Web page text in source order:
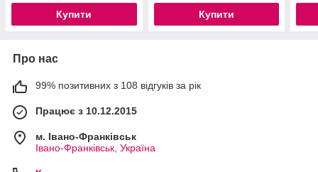
Купити Купити
Про нас
99% позитивних з 108 відгуків за рік
Працює з 10.12.2015
м. Івано-Франківськ
Івано-Франківськ, Україна